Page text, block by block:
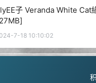
子 Veranda White Cat
7-18 10:10:02